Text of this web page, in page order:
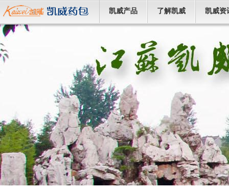
凯威产品 了解凯威 凯威资